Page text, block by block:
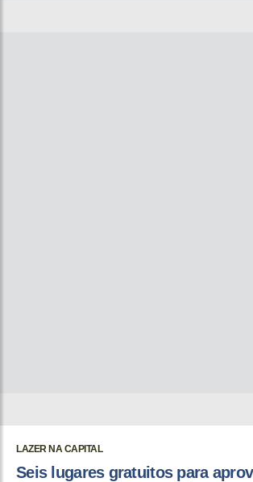
LAZER NA CAPITAL
Seis lugares gratuitos para